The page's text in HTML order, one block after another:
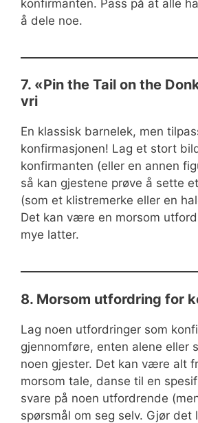
konfirmanten. Pass på at alle
å dele noe.
7. «Pin the Tail on the
vri
En klassisk barnelek, men
konfirmasjonen! Lag et stort
konfirmanten (eller en annen
så kan gjestene prøve å sette
(som et klistremerke eller en
Det kan være en morsom
mye latter.
8. Morsom utfordring for
Lag noen utfordringer som
gjennomføre, enten alene eller
noen gjester. Det kan være alt
morsom tale, danse til en
svare på noen utfordrende
spørsmål om seg selv. Gjør det